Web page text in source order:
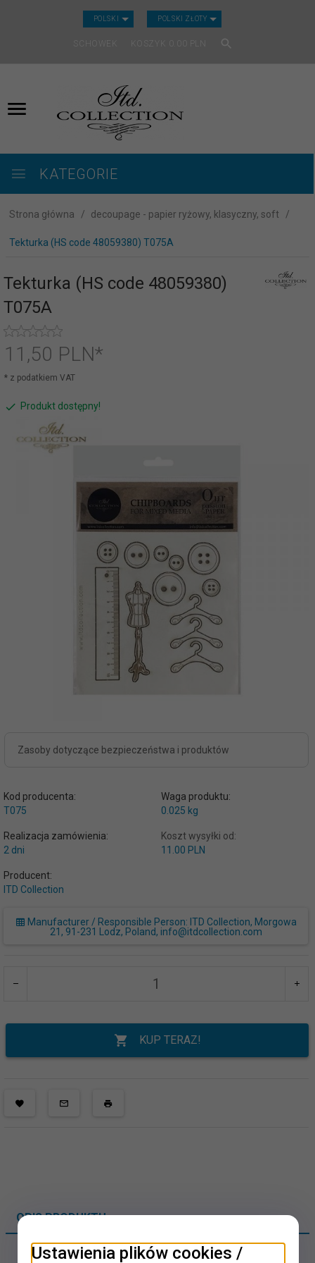
POLSKI CURRENCY_H
POLSKI ZŁOTY
SCHOWEK KOSZYK
KATEGORIE
Strona główna decoupage - papier ryżowy, klasyczny, soft
Tekturka (HS code 48059380) T075A
Tekturka (HS code 48059380)
T075A
11,50 PLN*
* z podatkiem VAT
Produkt dostępny!
Zasoby dotyczące bezpieczeństwa i produktów
Kod producenta:
T075
Waga produktu:
0.025 kg
Realizacja zamówienia:
2 dni
Koszt wysyłki od:
11.00 PLN
Producent:
ITD Collection
Manufacturer / Responsible Person: ITD Collection, Morgowa
21, 91-231 Lodz, Poland, info@itdcollection.com
KUP TERAZ!
OPIS PRODUKTU
Ustawienia plików cookies /